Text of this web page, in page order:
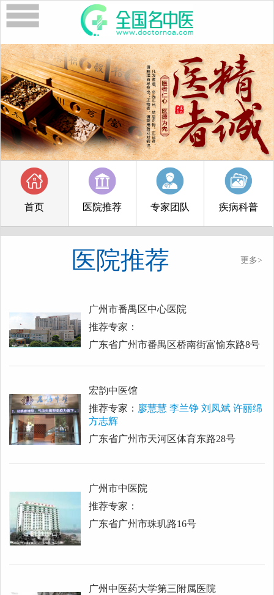
首页 医院推荐 专家团队 疾病科普
医院推荐 更多>
广州市番禺区中心医院
推荐专家：
广东省广州市番禺区桥南街富愉东路8号
宏韵中医馆
推荐专家： 廖慧慧 李兰铮 刘凤斌 许丽绵
方志辉
广东省广州市天河区体育东路28号
广州市中医院
推荐专家：
广东省广州市珠玑路16号
广州中医药大学第三附属医院